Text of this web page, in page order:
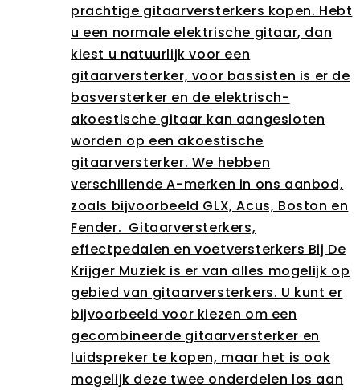
prachtige gitaarversterkers kopen. Hebt
u een normale elektrische gitaar, dan
kiest u natuurlijk voor een
gitaarversterker, voor bassisten is er de
basversterker en de elektrisch-
akoestische gitaar kan aangesloten
worden op een akoestische
gitaarversterker. We hebben
verschillende A-merken in ons aanbod,
zoals bijvoorbeeld GLX, Acus, Boston en
Fender. Gitaarversterkers,
effectpedalen en voetversterkers Bij De
Krijger Muziek is er van alles mogelijk op
gebied van gitaarversterkers. U kunt er
bijvoorbeeld voor kiezen om een
gecombineerde gitaarversterker en
luidspreker te kopen, maar het is ook
mogelijk deze twee onderdelen los aan